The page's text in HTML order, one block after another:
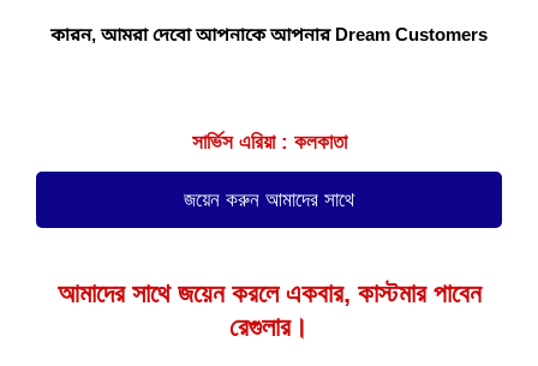
কারন, আমরা দেবো আপনাকে আপনার Dream Customers
সার্ভিস এরিয়া : কলকাতা
জয়েন করুন আমাদের সাথে
আমাদের সাথে জয়েন করলে একবার, কাস্টমার পাবেন
রেগুলার।